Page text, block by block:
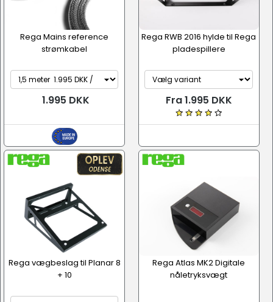
Rega Mains reference
strømkabel
1.995 DKK
Rega RWB 2016 hylde til Rega
pladespillere
Fra 1.995 DKK
Rega vægbeslag til Planar 8
+ 10
Rega Atlas MK2 Digitale
nåletryksvægt